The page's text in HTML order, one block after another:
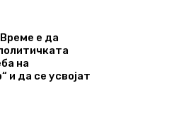
е да
на
и да се усвојат